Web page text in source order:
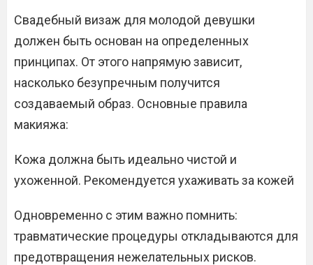
Свадебный визаж для молодой девушки
должен быть основан на определенных
принципах. От этого напрямую зависит,
насколько безупречным получится
создаваемый образ. Основные правила
макияжа:
Кожа должна быть идеально чистой и
ухоженной. Рекомендуется ухаживать за кожей
Одновременно с этим важно помнить:
травматические процедуры откладываются для
предотвращения нежелательных рисков.